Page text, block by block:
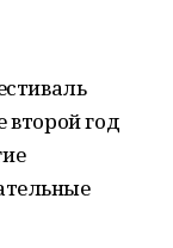
второй год